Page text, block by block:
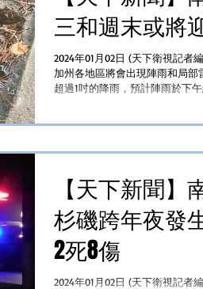
三和週末或將
2024年01月02日 (天下衛視記者
加州各地區將會出現陣雨和局部
超過1吋的降雨，預計陣雨於下
【天下新聞】
杉磯跨年夜發
2死8傷
2024年01月02日 (天下衛視記者